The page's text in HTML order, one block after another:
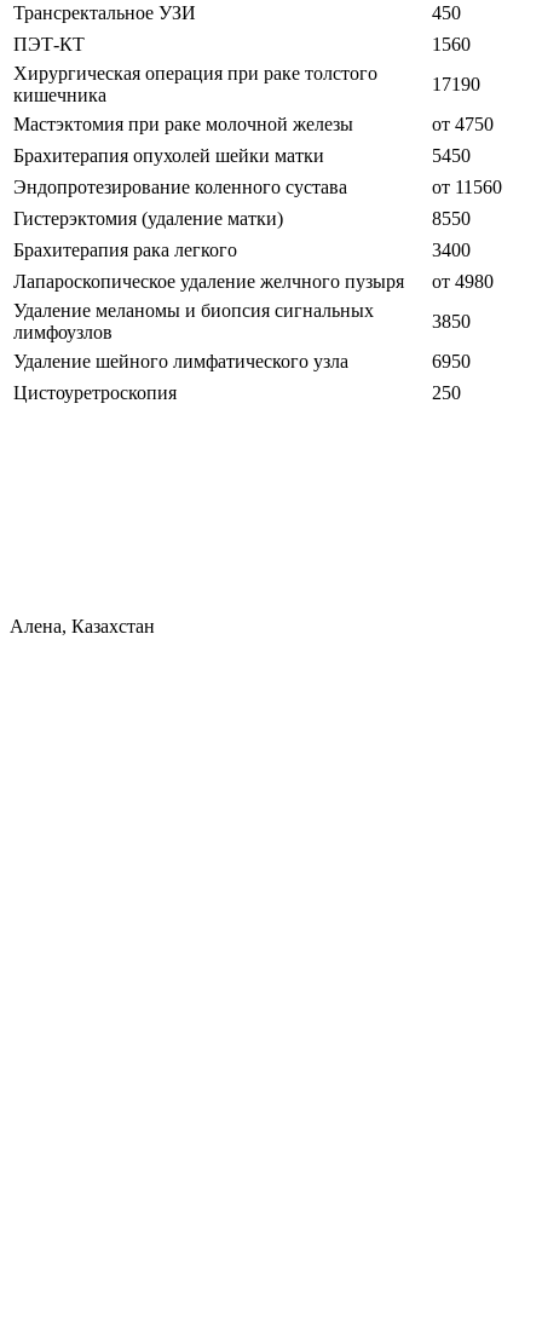
Трансректальное УЗИ
450
ПЭТ-КТ
1560
Хирургическая операция при раке толстого
кишечника
17190
Мастэктомия при раке молочной железы
от 4750
Брахитерапия опухолей шейки матки
5450
Эндопротезирование коленного сустава
от 11560
Гистерэктомия (удаление матки)
8550
Брахитерапия рака легкого
3400
Лапароскопическое удаление желчного пузыря
от 4980
Удаление меланомы и биопсия сигнальных
лимфоузлов
3850
Удаление шейного лимфатического узла
6950
Цистоуретроскопия
250
Алена, Казахстан